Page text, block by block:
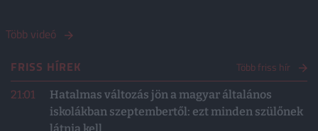
Több videó
FRISS HÍREK
Több friss hír
21:01
Hatalmas változás jön a magyar általános
iskolákban szeptembertől: ezt minden szülőnek